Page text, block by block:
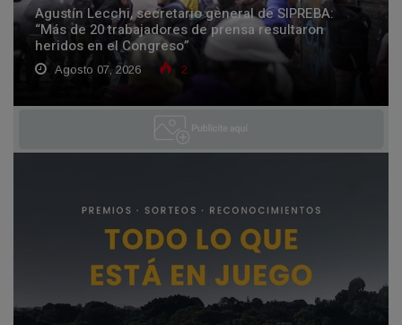
Agustín Lecchi, secretario general de SIPREBA:
“Más de 20 trabajadores de prensa resultaron
heridos en el Congreso”
Agosto 07, 2026 2